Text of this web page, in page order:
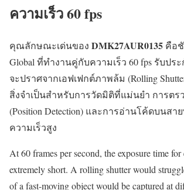
ความเร็ว 60 fps
คุณลักษณะเด่นของ DMK27AUR0135 คือ
Global ที่ทำงานคู่กับความเร็ว 60 fps รับปร
จะปราศจากเอฟเฟกต์ภาพล้ม (Rolling
สิ่งจำเป็นสำหรับการวัดมิติที่แม่นยำ การตร
(Position Detection) และการอ่านโค้ดบนสา
ความเร็วสูง
At 60 frames per second, the exposure time for
extremely short. A rolling shutter would
of a fast-moving object would be captured at